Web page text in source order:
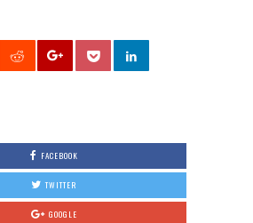
FACEBOOK
TWITTER
GOOGLE